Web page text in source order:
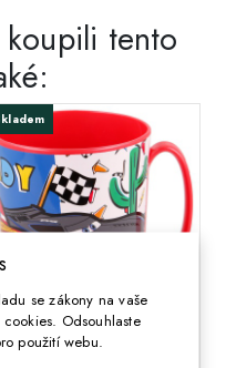
tento
Plastový hrnek DISNEY
se zákony na vaše
Odsouhlaste
použití webu.